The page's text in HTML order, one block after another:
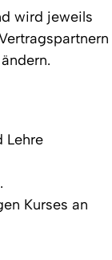
wird jeweils
Lehre
Kurses an